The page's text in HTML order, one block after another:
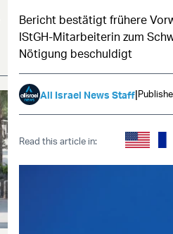
Bericht bestätigt frühere
IStGH-Mitarbeiterin zum
Nötigung beschuldigt
All Israel News Staff|
Read this article in: